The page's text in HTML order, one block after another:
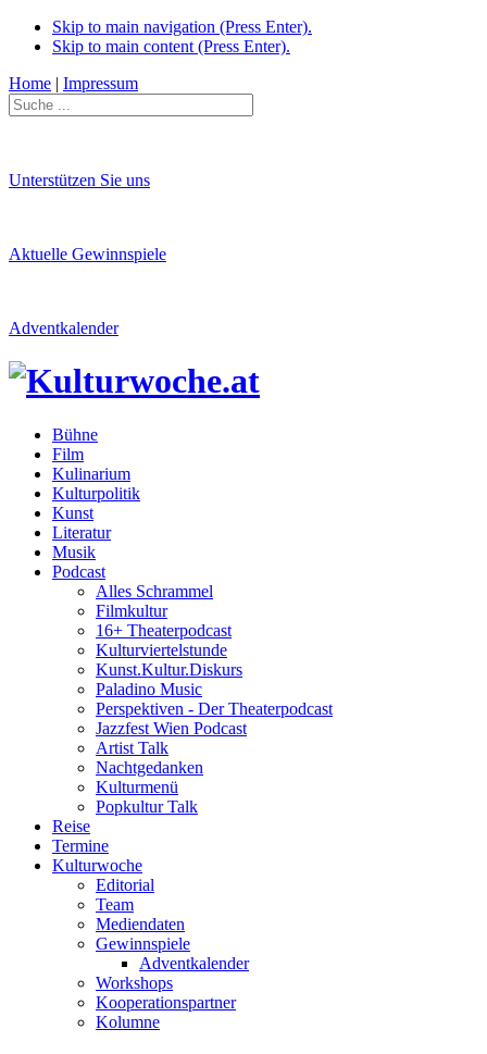
Skip to main navigation (Press Enter).
Skip to main content (Press Enter).
Home | Impressum
Unterstützen Sie uns
Aktuelle Gewinnspiele
Adventkalender
Bühne
Film
Kulinarium
Kulturpolitik
Kunst
Literatur
Musik
Podcast
Alles Schrammel
Filmkultur
16+ Theaterpodcast
Kulturviertelstunde
Kunst.Kultur.Diskurs
Paladino Music
Perspektiven - Der Theaterpodcast
Jazzfest Wien Podcast
Artist Talk
Nachtgedanken
Kulturmenü
Popkultur Talk
Reise
Termine
Kulturwoche
Editorial
Team
Mediendaten
Gewinnspiele
Adventkalender
Workshops
Kooperationspartner
Kolumne